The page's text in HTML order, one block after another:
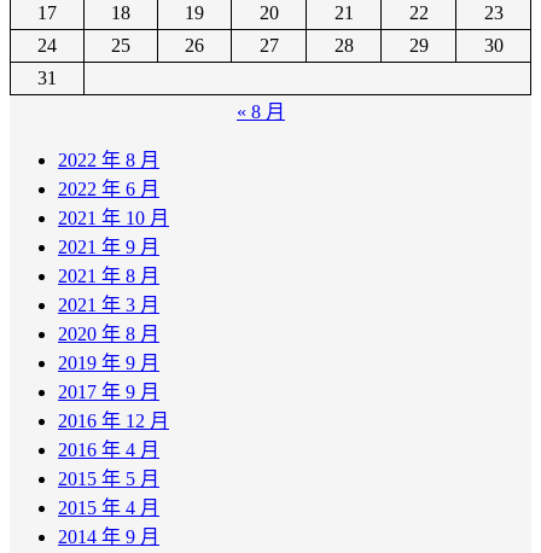
17
18 19 20 21 22
23
24
25 26 27 28 29
30
31
« 8 月
2022 年 8 月
2022 年 6 月
2021 年 10 月
2021 年 9 月
2021 年 8 月
2021 年 3 月
2020 年 8 月
2019 年 9 月
2017 年 9 月
2016 年 12 月
2016 年 4 月
2015 年 5 月
2015 年 4 月
2014 年 9 月